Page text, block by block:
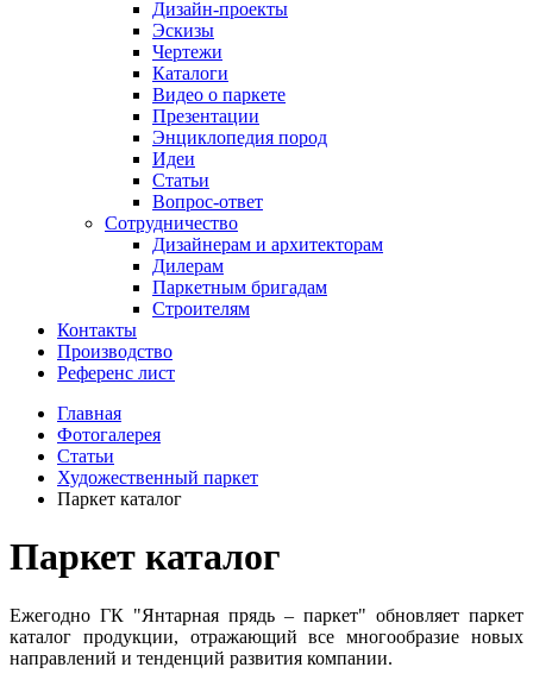
Дизайн-проекты
Эскизы
Чертежи
Каталоги
Видео о паркете
Презентации
Энциклопедия пород
Идеи
Статьи
Вопрос-ответ
Сотрудничество
Дизайнерам и архитекторам
Дилерам
Паркетным бригадам
Строителям
Контакты
Производство
Референс лист
Главная
Фотогалерея
Статьи
Художественный паркет
Паркет каталог
Паркет каталог
Ежегодно ГК "Янтарная прядь – паркет" обновляет паркет
каталог продукции, отражающий все многообразие новых
направлений и тенденций развития компании.